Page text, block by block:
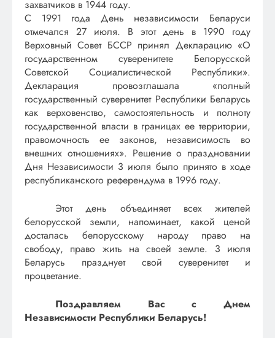
захватчиков в 1944 году.
С 1991 года День независимости Беларуси
отмечался 27 июля. В этот день в 1990 году
Верховный Совет БССР принял Декларацию «О
государственном суверенитете Белорусской
Советской Социалистической Республики».
Декларация провозглашала «полный
государственный суверенитет Республики Беларусь
как верховенство, самостоятельность и полноту
государственной власти в границах ее территории,
правомочность ее законов, независимость во
внешних отношениях». Решение о праздновании
Дня Независимости 3 июля было принято в ходе
республиканского референдума в 1996 году.
Этот день объединяет всех жителей
белорусской земли, напоминает, какой ценой
досталась белорусскому народу право на
свободу, право жить на своей земле. 3 июля
Беларусь празднует свой суверенитет и
процветание.
Поздравляем Вас с Днем
Независимости Республики Беларусь!